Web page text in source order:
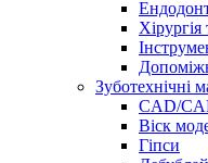
Зуботехнічні
CAD/
Віск
Гіпси